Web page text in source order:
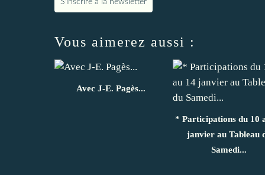
Vous aimerez aussi :
Avec J-E. Pagès...
* Participations du 10
janvier au Tableau
Samedi...